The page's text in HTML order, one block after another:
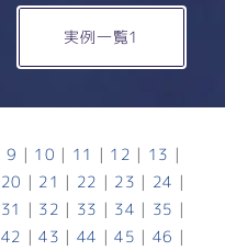
実例一覧1
9 | 10 | 11 | 12 | 13 |
20 | 21 | 22 | 23 | 24 |
31 | 32 | 33 | 34 | 35 |
42 | 43 | 44 | 45 | 46 |